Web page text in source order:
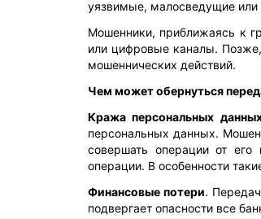
уязвимые, малосведущие
Мошенники, приближаясь к
или цифровые каналы.
мошеннических действий.
Чем может обернуться
Кража персональных
персональных данных.
совершать операции от
операции. В особенности
Финансовые потери.
подвергает опасности все